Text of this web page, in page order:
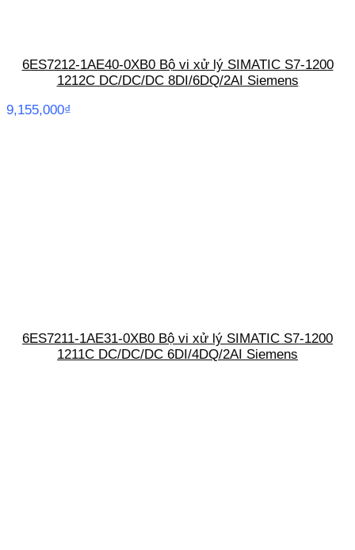
6ES7212-1AE40-0XB0 Bộ vi xử lý SIMATIC S7-1200
1212C DC/DC/DC 8DI/6DQ/2AI Siemens
9,155,000₫
6ES7211-1AE31-0XB0 Bộ vi xử lý SIMATIC S7-1200
1211C DC/DC/DC 6DI/4DQ/2AI Siemens